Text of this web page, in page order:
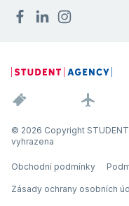
© 2026 Copyright STUDENT
vyhrazena
Obchodní podmínky
Zásady ochrany osobních